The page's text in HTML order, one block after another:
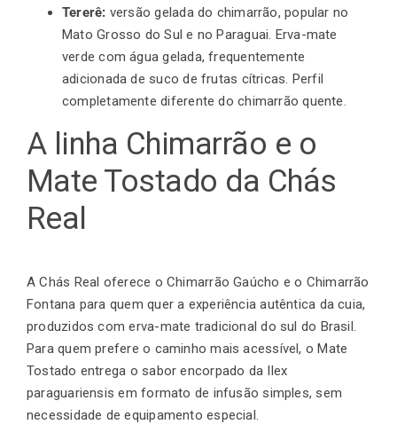
Tererê: versão gelada do chimarrão, popular no
Mato Grosso do Sul e no Paraguai. Erva-mate
verde com água gelada, frequentemente
adicionada de suco de frutas cítricas. Perfil
completamente diferente do chimarrão quente.
A linha Chimarrão e o
Mate Tostado da Chás
Real
AChás Real oferece o Chimarrão Gaúcho e o Chimarrão
Fontana para quem quer a experiência autêntica da cuia,
produzidos com erva-mate tradicional do sul do Brasil.
Para quem prefere o caminho mais acessível, o Mate
Tostado entrega o sabor encorpado da Ilex
paraguariensis em formato de infusão simples, sem
necessidade de equipamento especial.